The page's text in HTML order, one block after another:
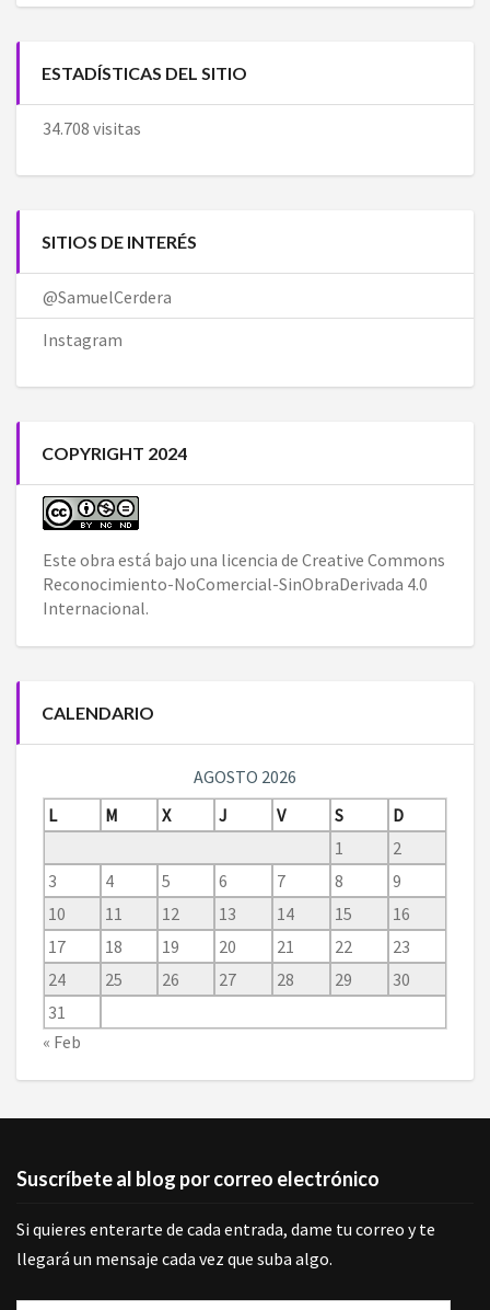
ESTADÍSTICAS DEL SITIO
34.708 visitas
SITIOS DE INTERÉS
@SamuelCerdera
Instagram
COPYRIGHT 2024
Este obra está bajo una licencia de Creative Commons
Reconocimiento-NoComercial-SinObraDerivada 4.0
Internacional.
CALENDARIO
AGOSTO 2026
L
M X J V S
D
1
2
3
4 5 6 7 8
9
10
11 12 13 14 15
16
17
18 19 20 21 22
23
24
25 26 27 28 29
30
31
« Feb
Suscríbete al blog por correo electrónico
Si quieres enterarte de cada entrada, dame tu correo y te
llegará un mensaje cada vez que suba algo.